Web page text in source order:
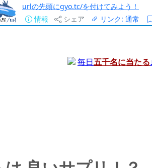
urlの先頭にgyo.tc/を付けてみよう！
情報
シェア リンク: 通常